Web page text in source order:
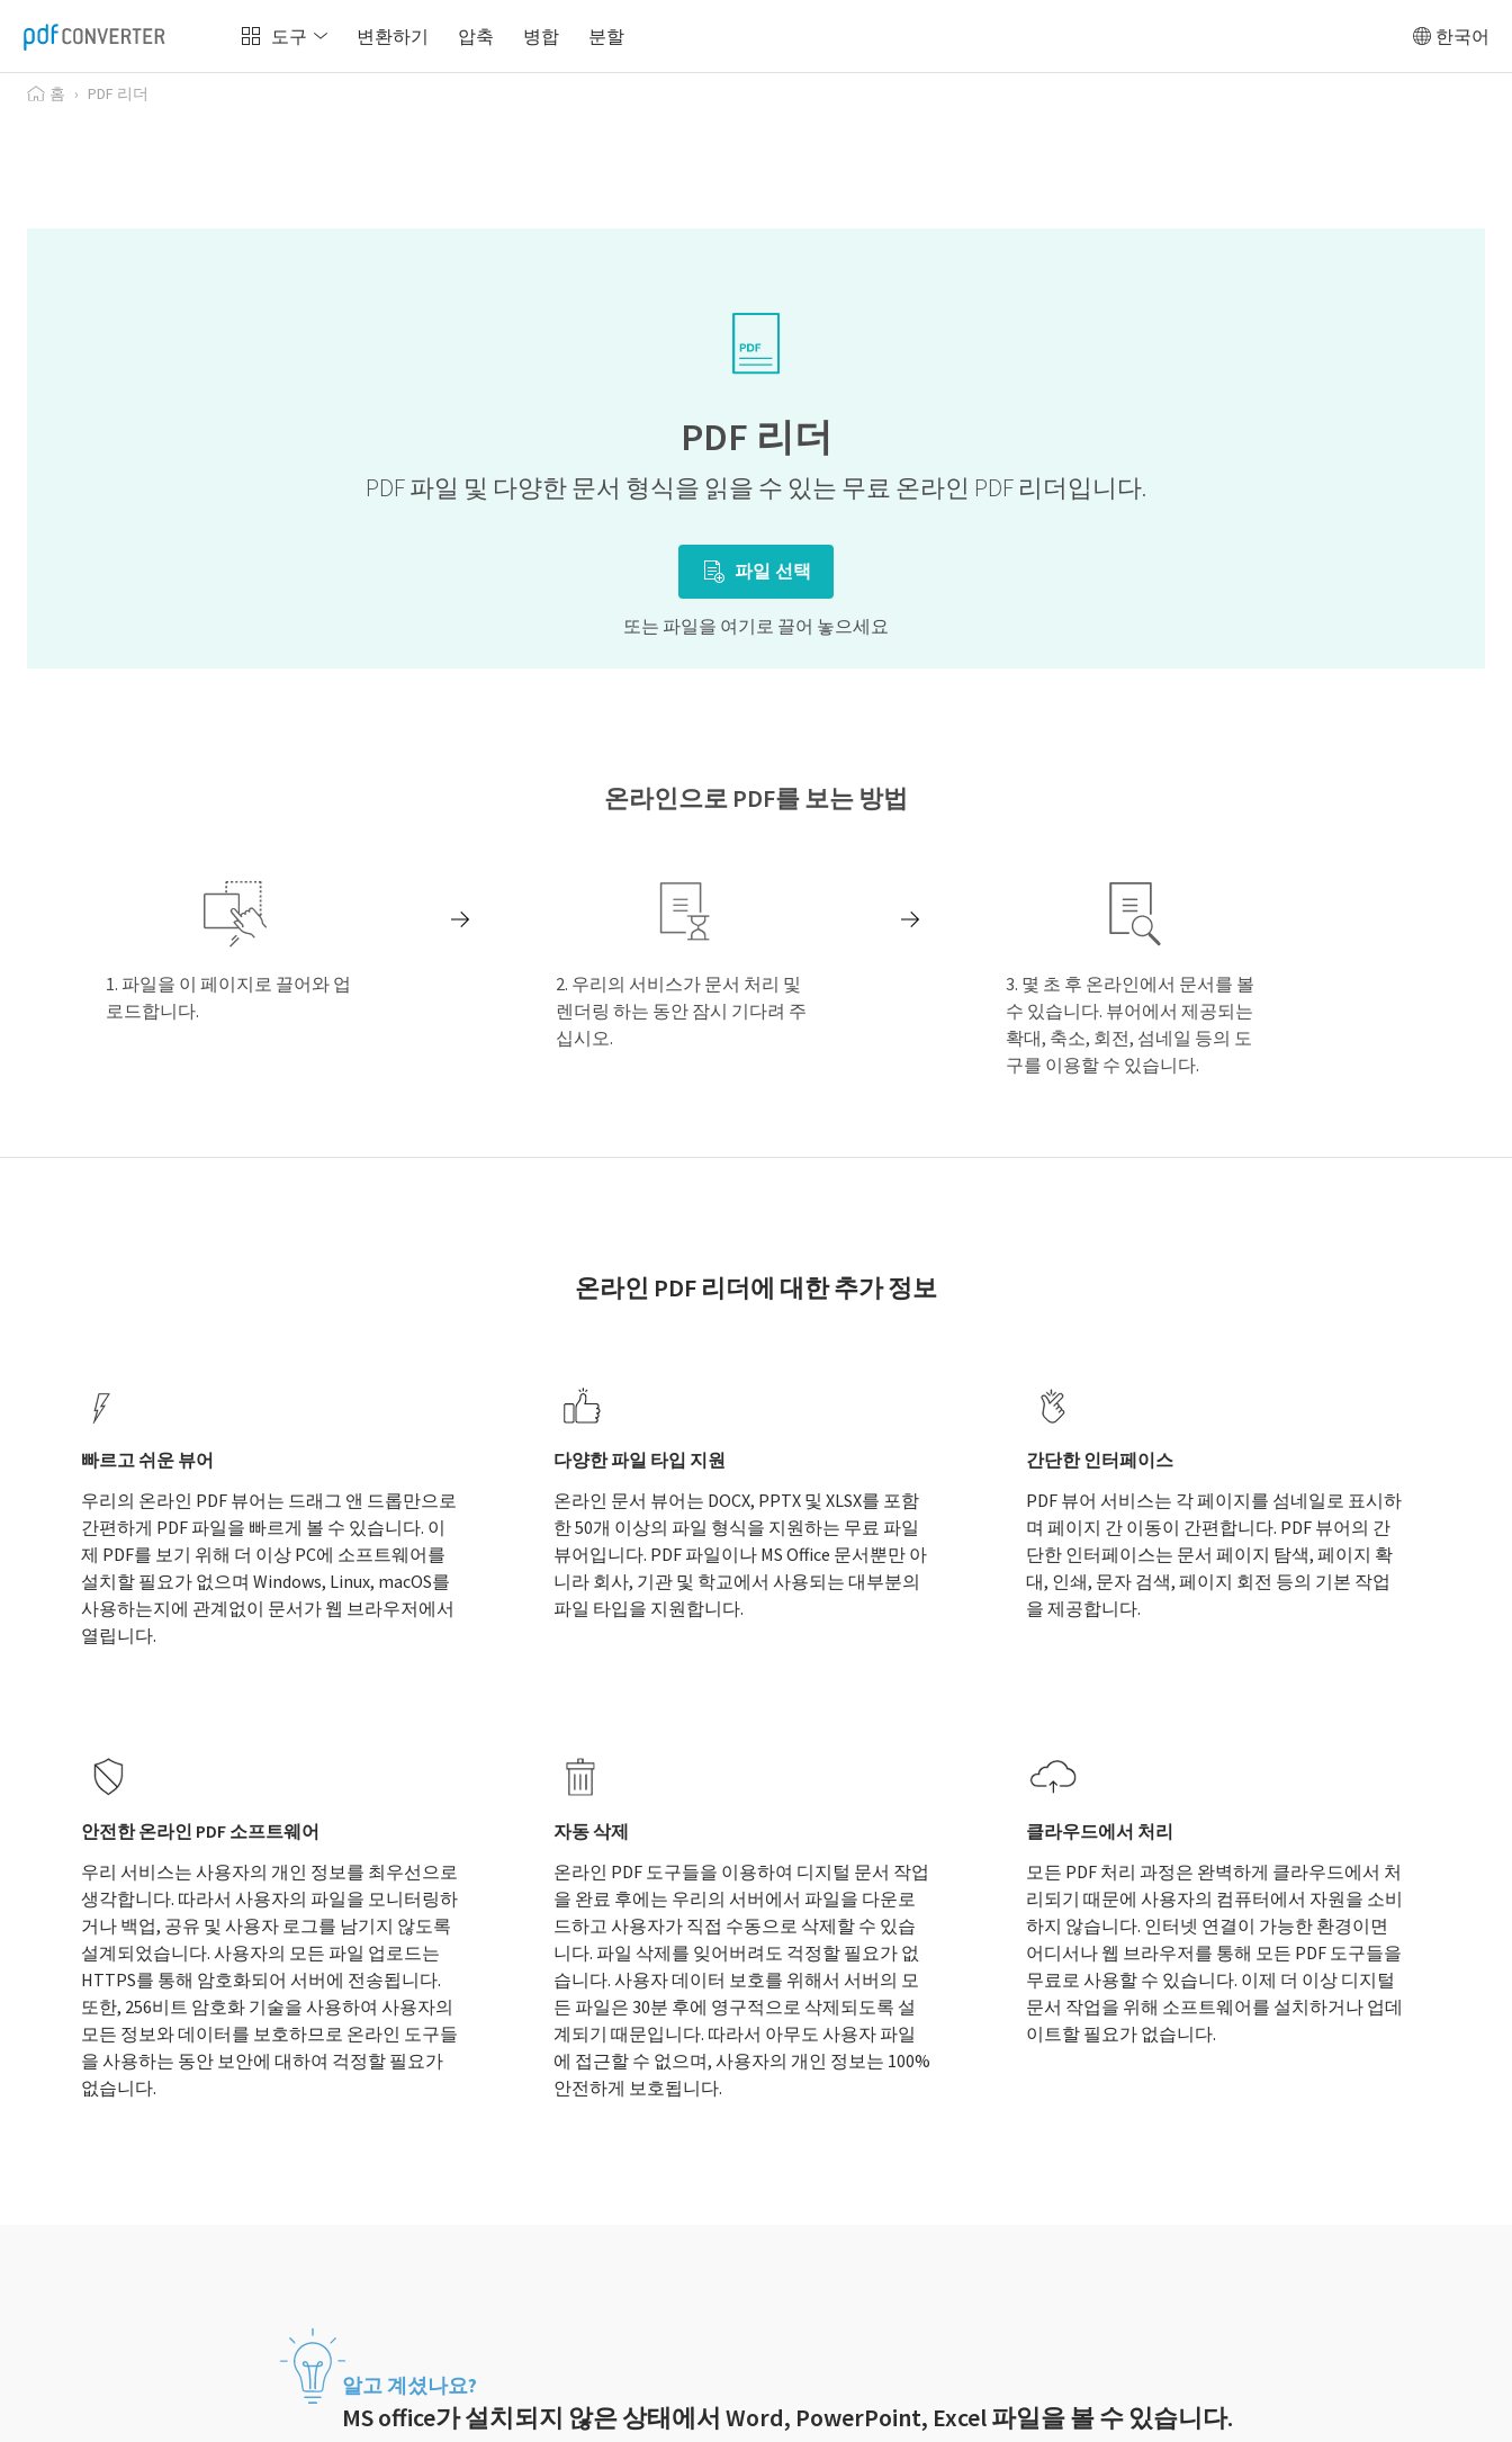
도구 변환하기 압축 병합 분할 한국어
홈 › PDF 리더
PDF 리더
PDF 파일 및 다양한 문서 형식을 읽을 수 있는 무료 온라인 PDF 리더입니다.
파일 선택
또는 파일을 여기로 끌어 놓으세요
온라인으로 PDF를 보는 방법
파일을 이 페이지로 끌어와 업
로드합니다.
우리의 서비스가 문서 처리 및
렌더링 하는 동안 잠시 기다려 주
십시오.
몇 초 후 온라인에서 문서를 볼
수 있습니다. 뷰어에서 제공되는
확대, 축소, 회전, 섬네일 등의 도
구를 이용할 수 있습니다.
온라인 PDF 리더에 대한 추가 정보
빠르고 쉬운 뷰어
우리의 온라인 PDF 뷰어는 드래그 앤 드롭만으로
간편하게 PDF 파일을 빠르게 볼 수 있습니다. 이
제 PDF를 보기 위해 더 이상 PC에 소프트웨어를
설치할 필요가 없으며 Windows, Linux, macOS를
사용하는지에 관계없이 문서가 웹 브라우저에서
열립니다.
다양한 파일 타입 지원
온라인 문서 뷰어는 DOCX, PPTX 및 XLSX를 포함
한 50개 이상의 파일 형식을 지원하는 무료 파일
뷰어입니다. PDF 파일이나 MS Office 문서뿐만 아
니라 회사, 기관 및 학교에서 사용되는 대부분의
파일 타입을 지원합니다.
간단한 인터페이스
PDF 뷰어 서비스는 각 페이지를 섬네일로 표시하
며 페이지 간 이동이 간편합니다. PDF 뷰어의 간
단한 인터페이스는 문서 페이지 탐색, 페이지 확
대, 인쇄, 문자 검색, 페이지 회전 등의 기본 작업
을 제공합니다.
안전한 온라인 PDF 소프트웨어
우리 서비스는 사용자의 개인 정보를 최우선으로
생각합니다. 따라서 사용자의 파일을 모니터링하
거나 백업, 공유 및 사용자 로그를 남기지 않도록
설계되었습니다. 사용자의 모든 파일 업로드는
HTTPS를 통해 암호화되어 서버에 전송됩니다.
또한, 256비트 암호화 기술을 사용하여 사용자의
모든 정보와 데이터를 보호하므로 온라인 도구들
을 사용하는 동안 보안에 대하여 걱정할 필요가
없습니다.
자동 삭제
온라인 PDF 도구들을 이용하여 디지털 문서 작업
을 완료 후에는 우리의 서버에서 파일을 다운로
드하고 사용자가 직접 수동으로 삭제할 수 있습
니다. 파일 삭제를 잊어버려도 걱정할 필요가 없
습니다. 사용자 데이터 보호를 위해서 서버의 모
든 파일은 30분 후에 영구적으로 삭제되도록 설
계되기 때문입니다. 따라서 아무도 사용자 파일
에 접근할 수 없으며, 사용자의 개인 정보는 100%
안전하게 보호됩니다.
클라우드에서 처리
모든 PDF 처리 과정은 완벽하게 클라우드에서 처
리되기 때문에 사용자의 컴퓨터에서 자원을 소비
하지 않습니다. 인터넷 연결이 가능한 환경이면
어디서나 웹 브라우저를 통해 모든 PDF 도구들을
무료로 사용할 수 있습니다. 이제 더 이상 디지털
문서 작업을 위해 소프트웨어를 설치하거나 업데
이트할 필요가 없습니다.
알고 계셨나요?
MS office가 설치되지 않은 상태에서 Word, PowerPoint, Excel 파일을 볼 수 있습니다.